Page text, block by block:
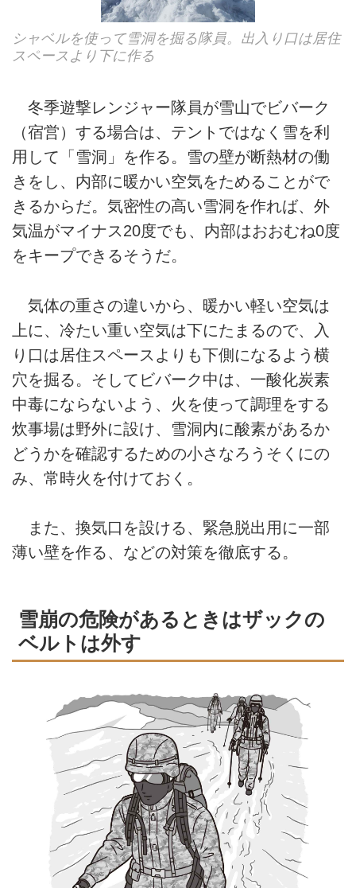
シャベルを使って雪洞を掘る隊員。出入り口は居住
スペースより下に作る
冬季遊撃レンジャー隊員が雪山でビバーク
（宿営）する場合は、テントではなく雪を利
用して「雪洞」を作る。雪の壁が断熱材の働
きをし、内部に暖かい空気をためることがで
きるからだ。気密性の高い雪洞を作れば、外
気温がマイナス20度でも、内部はおおむね0度
をキープできるそうだ。
気体の重さの違いから、暖かい軽い空気は
上に、冷たい重い空気は下にたまるので、入
り口は居住スペースよりも下側になるよう横
穴を掘る。そしてビバーク中は、一酸化炭素
中毒にならないよう、火を使って調理をする
炊事場は野外に設け、雪洞内に酸素があるか
どうかを確認するための小さなろうそくにの
み、常時火を付けておく。
また、換気口を設ける、緊急脱出用に一部
薄い壁を作る、などの対策を徹底する。
雪崩の危険があるときはザックの
ベルトは外す